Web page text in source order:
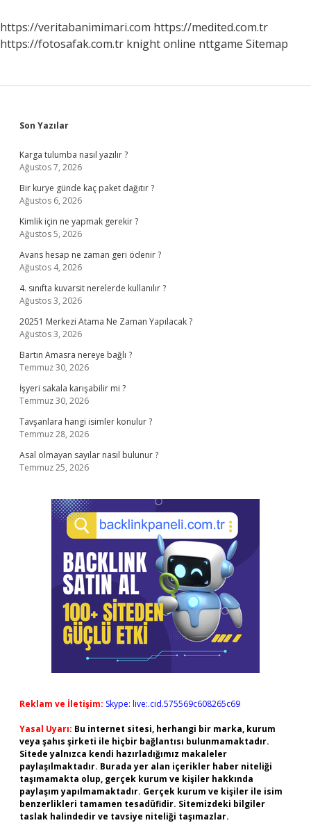
https://veritabanimimari.com https://medited.com.tr
https://fotosafak.com.tr knight online nttgame Sitemap
Sidebar
Son Yazılar
Karga tulumba nasıl yazılır ?
Ağustos 7, 2026
Bir kurye günde kaç paket dağıtır ?
Ağustos 6, 2026
Kimlik için ne yapmak gerekir ?
Ağustos 5, 2026
Avans hesap ne zaman geri ödenir ?
Ağustos 4, 2026
4. sınıfta kuvarsit nerelerde kullanılır ?
Ağustos 3, 2026
20251 Merkezi Atama Ne Zaman Yapılacak ?
Ağustos 3, 2026
Bartın Amasra nereye bağlı ?
Temmuz 30, 2026
İşyeri sakala karışabilir mi ?
Temmuz 30, 2026
Tavşanlara hangi isimler konulur ?
Temmuz 28, 2026
Asal olmayan sayılar nasıl bulunur ?
Temmuz 25, 2026
Reklam ve İletişim: Skype: live:.cid.575569c608265c69
Yasal Uyarı: Bu internet sitesi, herhangi bir marka, kurum
veya şahıs şirketi ile hiçbir bağlantısı bulunmamaktadır.
Sitede yalnızca kendi hazırladığımız makaleler
paylaşılmaktadır. Burada yer alan içerikler haber niteliği
taşımamakta olup, gerçek kurum ve kişiler hakkında
paylaşım yapılmamaktadır. Gerçek kurum ve kişiler ile isim
benzerlikleri tamamen tesadüfidir. Sitemizdeki bilgiler
taslak halindedir ve tavsiye niteliği taşımazlar.